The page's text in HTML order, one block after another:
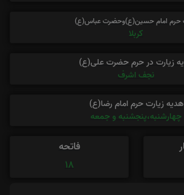
حرم امام حسین(ع)وحضرت عباس(ع)
کربلا
زیارت در حرم حضرت علی(ع)
نجف اشرف
هدیه زیارت حرم امام رضا(ع)
چهارشنبه،پنجشنبه و جمعه
فاتحه
18